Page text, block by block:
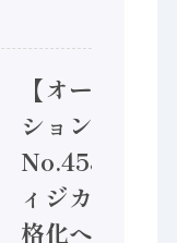
【オートメー
ション新聞
No.453】フ
ィジカルAI本
格化へ 国産